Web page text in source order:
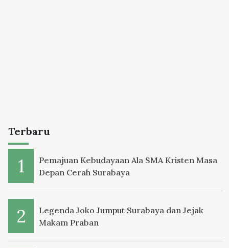
Terbaru
Pemajuan Kebudayaan Ala SMA Kristen Masa
Depan Cerah Surabaya
Legenda Joko Jumput Surabaya dan Jejak
Makam Praban